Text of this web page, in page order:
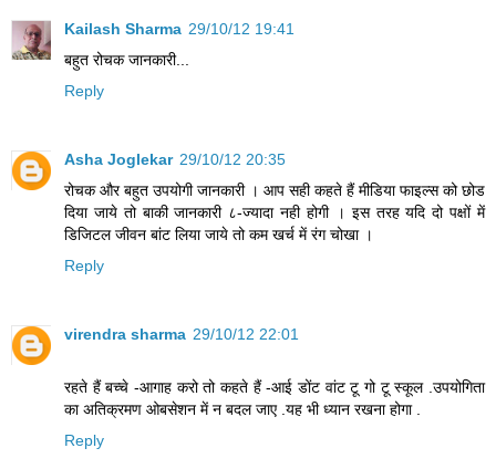
Kailash Sharma 29/10/12 19:41
बहुत रोचक जानकारी...
Reply
Asha Joglekar 29/10/12 20:35
रोचक और बहुत उपयोगी जानकारी । आप सही कहते हैं मीडिया फाइल्स को छोड
दिया जाये तो बाकी जानकारी ८-ज्यादा नही होगी । इस तरह यदि दो पक्षों में
डिजिटल जीवन बांट लिया जाये तो कम खर्च में रंग चोखा ।
Reply
virendra sharma 29/10/12 22:01
रहते हैं बच्चे -आगाह करो तो कहते हैं -आई डोंट वांट टू गो टू स्कूल .उपयोगिता
का अतिक्रमण ओबसेशन में न बदल जाए .यह भी ध्यान रखना होगा .
Reply